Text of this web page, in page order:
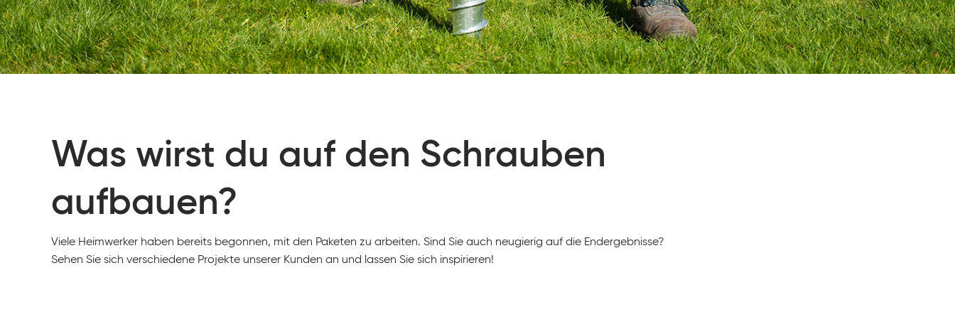
Was wirst du auf den Schrauben
aufbauen?
Viele Heimwerker haben bereits begonnen, mit den Paketen zu arbeiten. Sind Sie auch neugierig auf die Endergebnisse?
Sehen Sie sich verschiedene Projekte unserer Kunden an und lassen Sie sich inspirieren!